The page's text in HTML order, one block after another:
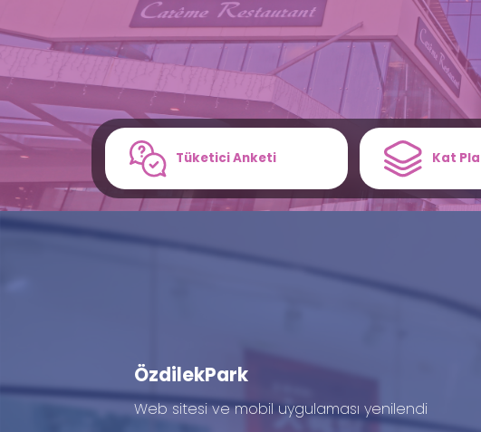
Tüketici Anketi Kat
ÖzdilekPark
Web sitesi ve mobil uygulaması yenilendi